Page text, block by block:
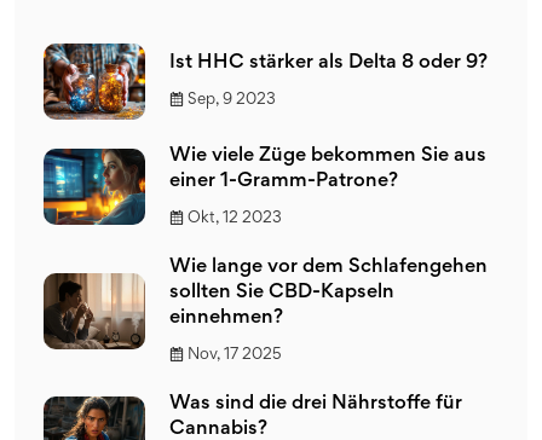
Ist HHC stärker als Delta 8 oder 9?
Sep, 9 2023
Wie viele Züge bekommen Sie aus
einer 1-Gramm-Patrone?
Okt, 12 2023
Wie lange vor dem Schlafengehen
sollten Sie CBD-Kapseln
einnehmen?
Nov, 17 2025
Was sind die drei Nährstoffe für
Cannabis?